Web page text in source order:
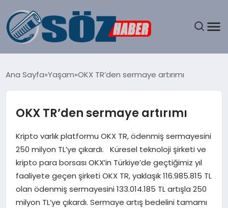
SPOR
MAGAZIN
EKONOMI
EĞITIM
SAĞLIK
Ana Sayfa Yaşam OKX TR’den sermaye artırımı
OKX TR’den sermaye artırımı
Kripto varlık platformu OKX TR, ödenmiş sermayesini
250 milyon TL’ye çıkardı. Küresel teknoloji şirketi ve
kripto para borsası OKX’in Türkiye’de geçtiğimiz yıl
faaliyete geçen şirketi OKX TR, yaklaşık 116.985.815 TL
olan ödenmiş sermayesini 133.014.185 TL artışla 250
milyon TL’ye çıkardı. Sermaye artış bedelini tamamı